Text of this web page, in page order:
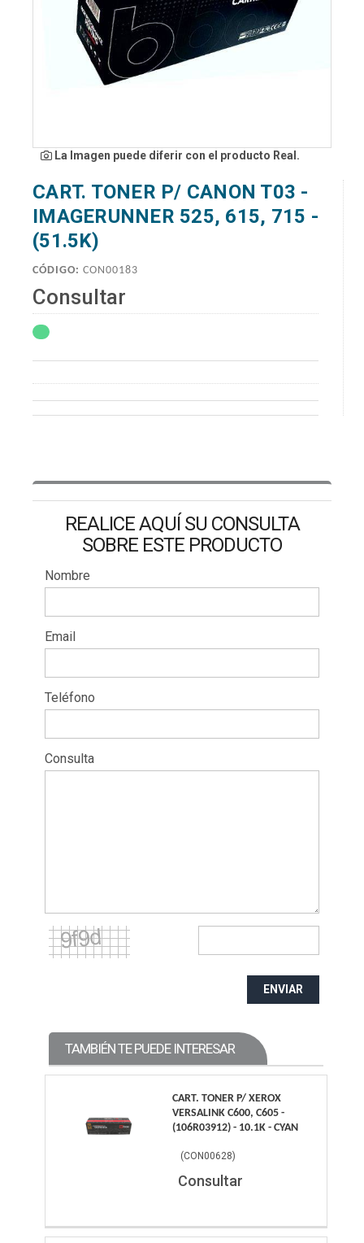
La Imagen puede diferir con el producto Real.
CART. TONER P/ CANON T03 -
IMAGERUNNER 525, 615, 715 -
(51.5K)
CÓDIGO: CON00183
Consultar
REALICE AQUÍ SU CONSULTA
SOBRE ESTE PRODUCTO
Nombre
Email
Teléfono
Consulta
ENVIAR
TAMBIÉN TE PUEDE INTERESAR
CART. TONER P/ XEROX
VERSALINK C600, C605 -
(106R03912) - 10.1K - CYAN
(CON00628)
Consultar